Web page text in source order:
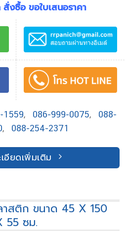
งซื้อ ขอใบเสนอราคา
1559, 086-999-0075, 088-
, 088-254-2371
อียดเพิ่มเติม
าสติก ขนาด 45 X 150
55 ซม.